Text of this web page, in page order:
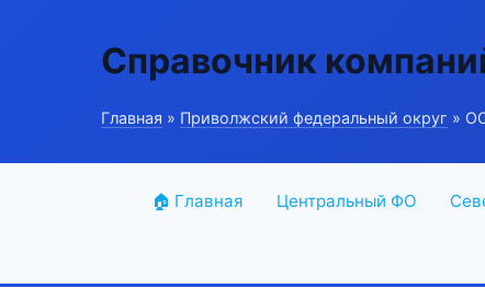
Справочник
Главная » Приволжский федеральный округ »
🏠 Главная Центральный ФО